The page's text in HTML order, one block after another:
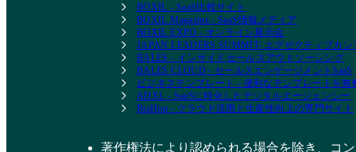
BOXIL - SaaS比較サイト
BOXIL Magazine - SaaS情報メディア
BOXIL EXPO - オンライン展示会
JAPAN LEADERS SUMMIT- エグゼクティブカン
BALES - インサイドセールスアウトソーシング
BALES CLOUD - セールスエンゲージメントSaaS
ビジネステンプレート - 便利なテンプレートを無
ADXL - SaaSに特化したデジタルエージェンシー
BizHint - クラウド活用と生産性向上の専門サイト
著作権法により認められる場合を除き、コ